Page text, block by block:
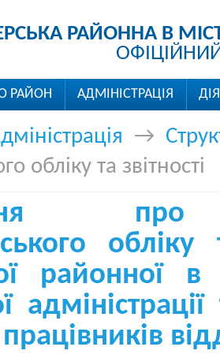
РАЙОННА В
РАЙОН АДМІНІСТРАЦІЯ
→
обліку та звітності
про
обліку
районної в
працівників